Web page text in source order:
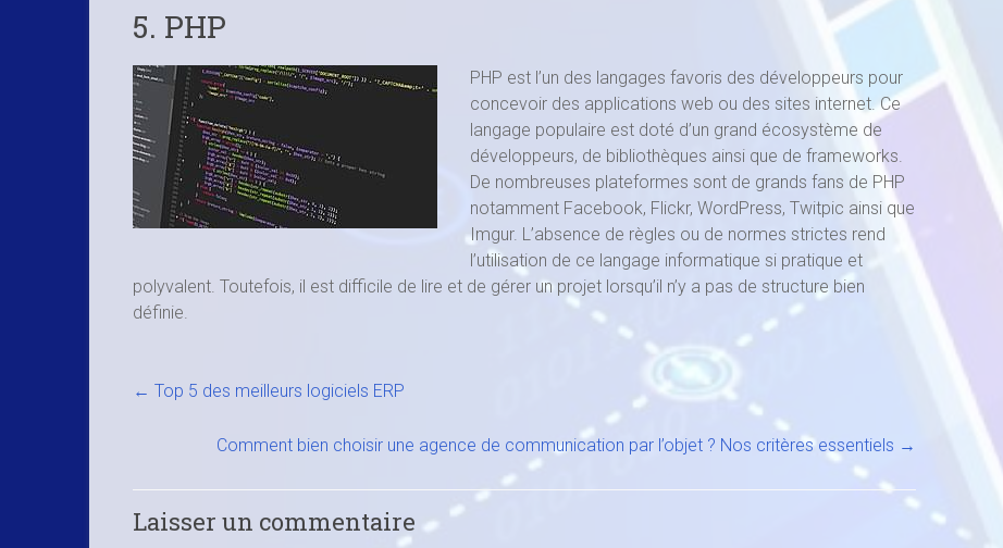
5. PHP
PHP est l’un des langages favoris des développeurs pour
concevoir des applications web ou des sites internet. Ce
langage populaire est doté d’un grand écosystème de
développeurs, de bibliothèques ainsi que de frameworks.
De nombreuses plateformes sont de grands fans de PHP
notamment Facebook, Flickr, WordPress, Twitpic ainsi que
Imgur. L’absence de règles ou de normes strictes rend
l’utilisation de ce langage informatique si pratique et
polyvalent. Toutefois, il est difficile de lire et de gérer un projet lorsqu’il n’y a pas de structure bien
définie.
← Top 5 des meilleurs logiciels ERP
Comment bien choisir une agence de communication par l’objet ? Nos critères essentiels →
Laisser un commentaire